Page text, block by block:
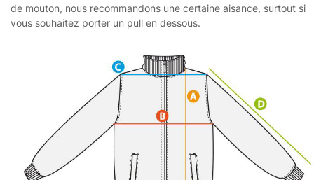
de mouton, nous recommandons une certaine aisance, surtout si
vous souhaitez porter un pull en dessous.